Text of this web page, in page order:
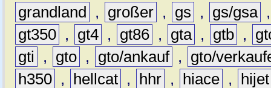
grandland
, großer , gs , gs/gsa
gt350 , gt4 , gt86 , gta , gtb ,
gti
, gto , gto/ankauf ,
gto/
h350 , hellcat , hhr , hiace ,
hijet